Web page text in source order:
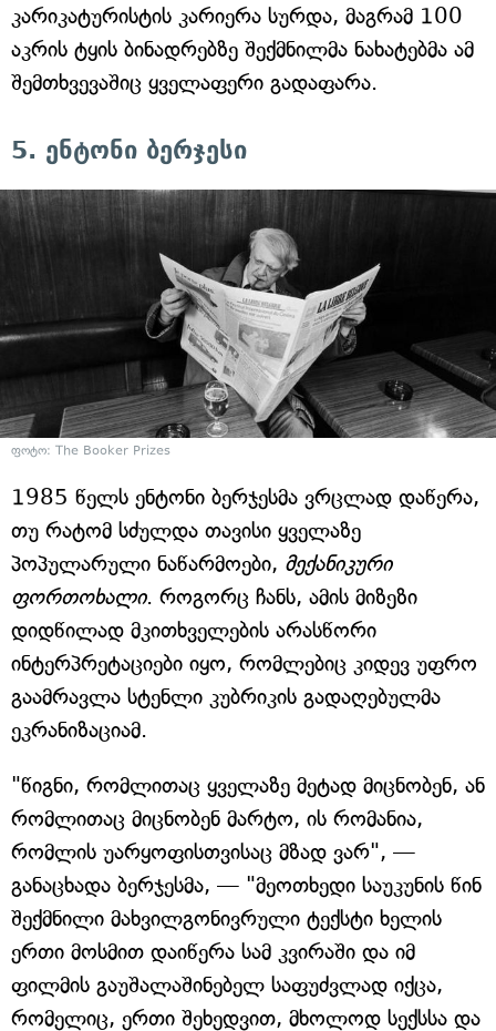
კარიკატურისტის კარიერა სურდა, მაგრამ 100
აკრის ტყის ბინადრებზე შექმნილმა ნახატებმა ამ
შემთხვევაშიც ყველაფერი გადაფარა.
5. ენტონი ბერჯესი
ფოტო: The Booker Prizes
1985 წელს ენტონი ბერჯესმა ვრცლად დაწერა,
თუ რატომ სძულდა თავისი ყველაზე
პოპულარული ნაწარმოები, მექანიკური
ფორთოხალი. როგორც ჩანს, ამის მიზეზი
დიდწილად მკითხველების არასწორი
ინტერპრეტაციები იყო, რომლებიც კიდევ უფრო
გაამრავლა სტენლი კუბრიკის გადაღებულმა
ეკრანიზაციამ.
"წიგნი, რომლითაც ყველაზე მეტად მიცნობენ, ან
რომლითაც მიცნობენ მარტო, ის რომანია,
რომლის უარყოფისთვისაც მზად ვარ", —
განაცხადა ბერჯესმა, — "მეოთხედი საუკუნის წინ
შექმნილი მახვილგონივრული ტექსტი ხელის
ერთი მოსმით დაიწერა სამ კვირაში და იმ
ფილმის გაუშალაშინებელ საფუძვლად იქცა,
რომელიც, ერთი შეხედვით, მხოლოდ სექსსა და